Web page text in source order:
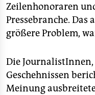
Zeilenhonoraren
Pressebranche. Das
größere Problem,
Die
Geschehnissen
Meinung